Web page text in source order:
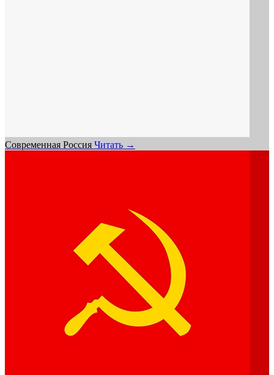
Современная Россия Читать →